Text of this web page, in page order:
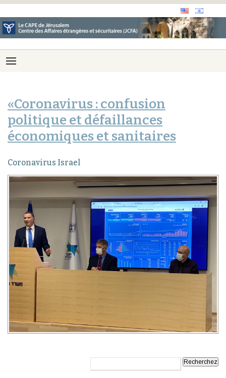
«Coronavirus : confusion
politique et défaillances
économiques et sanitaires
Coronavirus Israel